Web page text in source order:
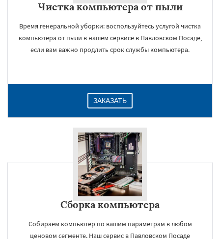
Чистка компьютера от пыли
Время генеральной уборки: воспользуйтесь услугой чистка
компьютера от пыли в нашем сервисе в Павловском Посаде,
если вам важно продлить срок службы компьютера.
ЗАКАЗАТЬ
Сборка компьютера
Собираем компьютер по вашим параметрам в любом
ценовом сегменте. Наш сервис в Павловском Посаде